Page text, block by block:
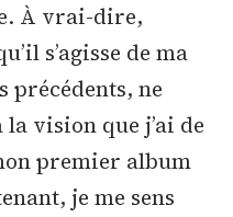
À vrai-dire,
s’agisse de ma
précédents, ne
vision que j’ai de
premier album
je me sens